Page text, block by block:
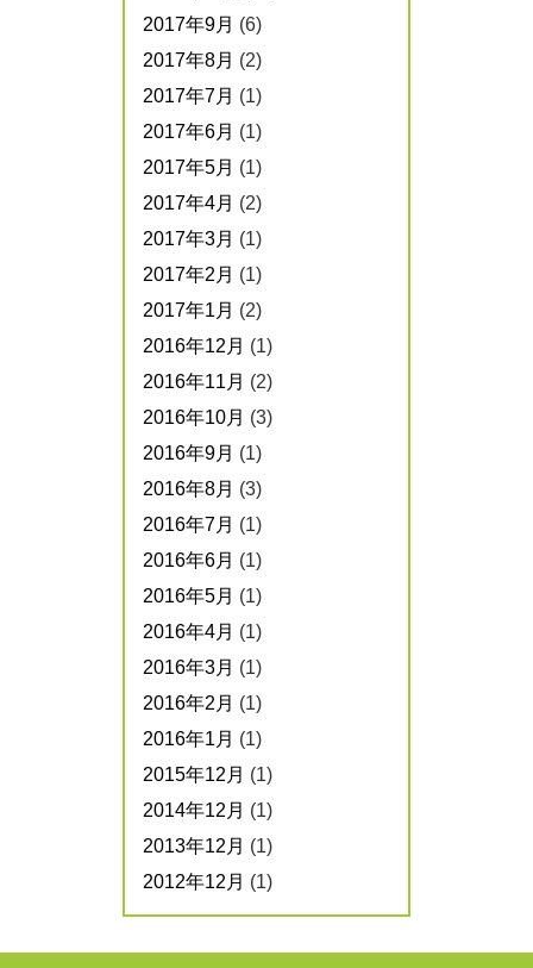
2017年9月 (6)
2017年8月 (2)
2017年7月 (1)
2017年6月 (1)
2017年5月 (1)
2017年4月 (2)
2017年3月 (1)
2017年2月 (1)
2017年1月 (2)
2016年12月 (1)
2016年11月 (2)
2016年10月 (3)
2016年9月 (1)
2016年8月 (3)
2016年7月 (1)
2016年6月 (1)
2016年5月 (1)
2016年4月 (1)
2016年3月 (1)
2016年2月 (1)
2016年1月 (1)
2015年12月 (1)
2014年12月 (1)
2013年12月 (1)
2012年12月 (1)